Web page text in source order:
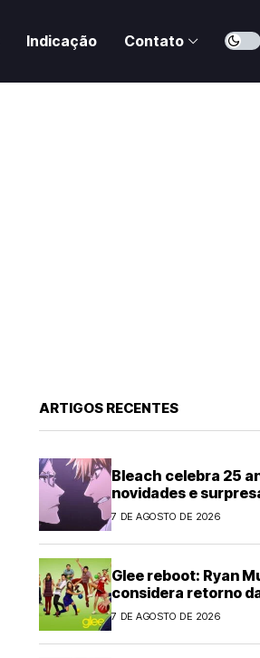
Indicação Contato
ARTIGOS RECENTES
Bleach celebra 25
novidades e
fãs
7 DE AGOSTO DE 2026
Glee reboot: Ryan
considera retorno
musical
7 DE AGOSTO DE 2026